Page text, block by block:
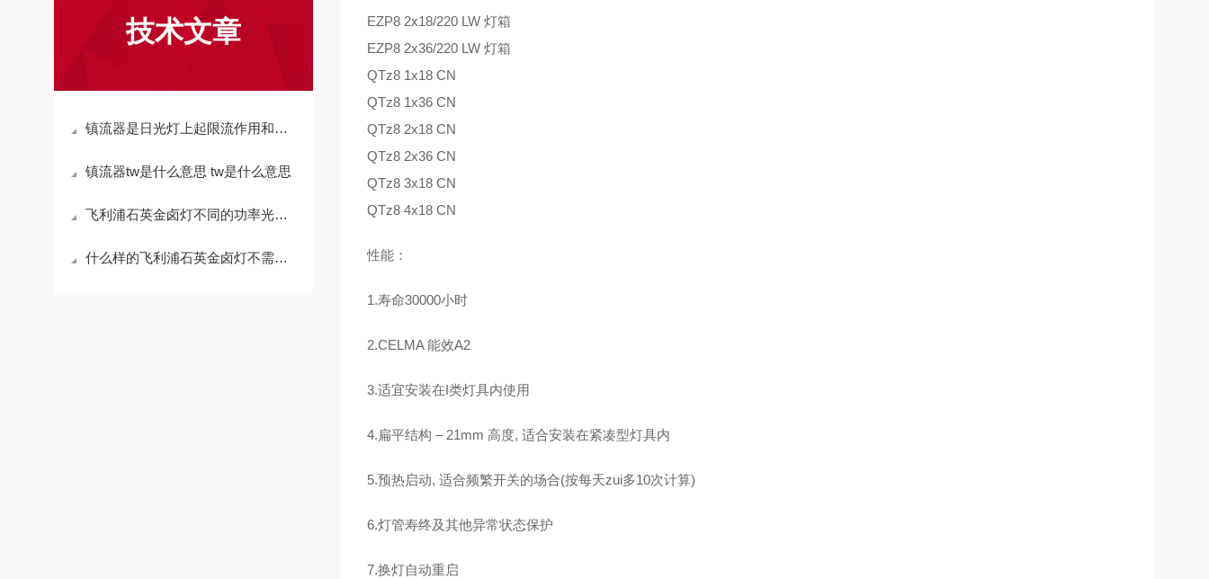
技术文章
镇流器是日光灯上起限流作用和产生瞬间高压的设备
镇流器tw是什么意思 tw是什么意思
飞利浦石英金卤灯不同的功率光源对应不同功率的镇流器
什么样的飞利浦石英金卤灯不需要配镇流器
EZP8 2x18/220 LW 灯箱
EZP8 2x36/220 LW 灯箱
QTz8 1x18 CN
QTz8 1x36 CN
QTz8 2x18 CN
QTz8 2x36 CN
QTz8 3x18 CN
QTz8 4x18 CN
性能：
1.寿命30000小时
2.CELMA能效A2
3.适宜安装在I类灯具内使用
4.扁平结构 – 21mm 高度, 适合安装在紧凑型灯具内
5.预热启动, 适合频繁开关的场合(按每天zui多10次计算)
6.灯管寿终及其他异常状态保护
7.换灯自动重启